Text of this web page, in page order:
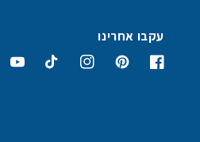
עקבו אחרינו
פייסבוקפינטרסטאינסטגרםטיקטוק